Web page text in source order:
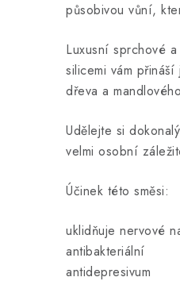
působivou vůní,
Luxusní sprchové
silicemi vám
dřeva a
Udělejte si
velmi osobní
Účinek této směsi:
uklidňuje nervové
antibakteriální
antidepresivum